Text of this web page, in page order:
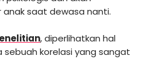
saat dewasa nanti.
, diperlihatkan hal
korelasi yang sangat